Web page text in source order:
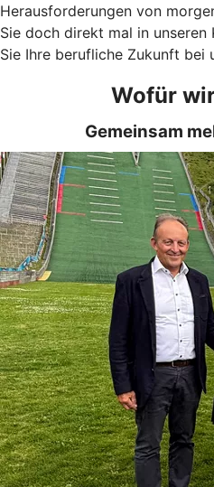
Herausforderungen von
Sie doch direkt mal in
Sie Ihre berufliche Zukunft bei
Wofür
Gemeinsam